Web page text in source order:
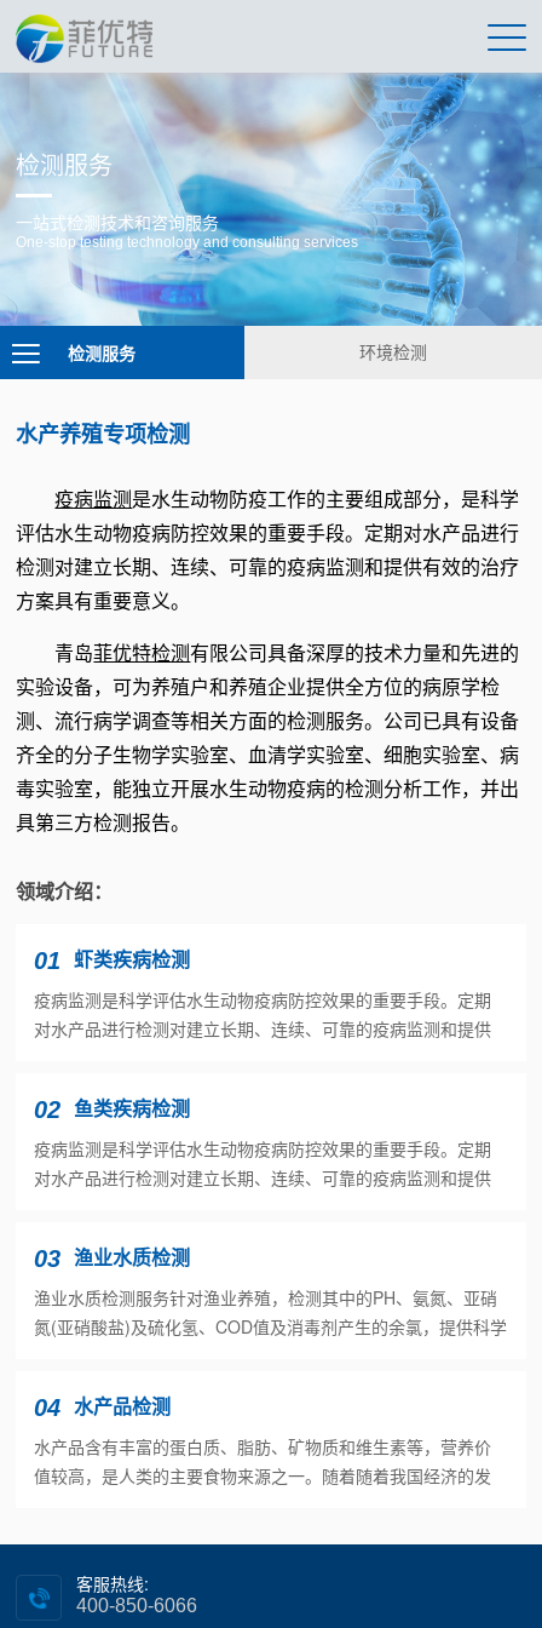
检测服务
一站式检测技术和咨询服务
One-stop testing technology and consulting services
检测服务 环境检测
水产养殖专项检测
疫病监测是水生动物防疫工作的主要组成部分，是科学
评估水生动物疫病防控效果的重要手段。定期对水产品进行
检测对建立长期、连续、可靠的疫病监测和提供有效的治疗
方案具有重要意义。
青岛菲优特检测有限公司具备深厚的技术力量和先进的
实验设备，可为养殖户和养殖企业提供全方位的病原学检
测、流行病学调查等相关方面的检测服务。公司已具有设备
齐全的分子生物学实验室、血清学实验室、细胞实验室、病
毒实验室，能独立开展水生动物疫病的检测分析工作，并出
具第三方检测报告。
领域介绍：
01 虾类疾病检测
疫病监测是科学评估水生动物疫病防控效果的重要手段。定期
对水产品进行检测对建立长期、连续、可靠的疫病监测和提供
02 鱼类疾病检测
疫病监测是科学评估水生动物疫病防控效果的重要手段。定期
对水产品进行检测对建立长期、连续、可靠的疫病监测和提供
03 渔业水质检测
渔业水质检测服务针对渔业养殖，检测其中的PH、氨氮、亚硝
氮(亚硝酸盐)及硫化氢、COD值及消毒剂产生的余氯，提供科学
04 水产品检测
水产品含有丰富的蛋白质、脂肪、矿物质和维生素等，营养价
值较高，是人类的主要食物来源之一。随着随着我国经济的发
客服热线:
400-850-6066